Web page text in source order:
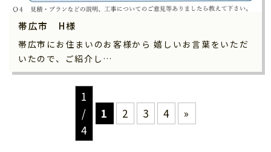
帯広市 H様
帯広市にお住まいのお客様から 嬉しいお言葉をいただ
いたので、ご紹介し…
1
/
4
1 2 3 4 »